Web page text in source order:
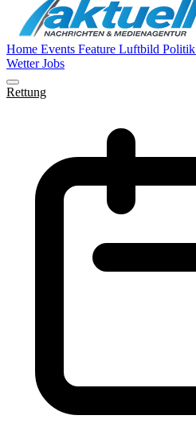
Home Events Feature Luftbild Politik
WetterJobs
Rettung